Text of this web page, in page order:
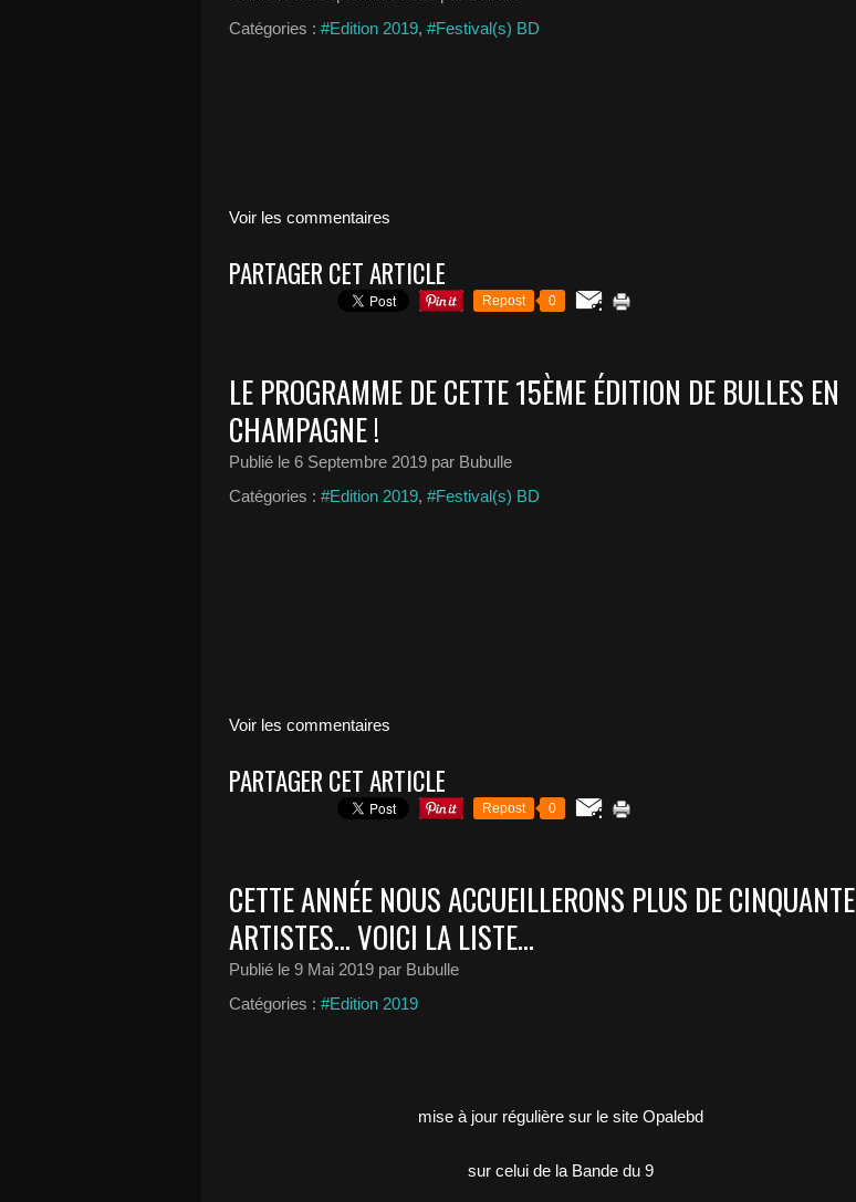
Catégories : #Edition 2019, #Festival(s) BD
Voir les commentaires
PARTAGER CET ARTICLE
Repost 0
LE PROGRAMME DE CETTE 15ÈME ÉDITION DE BULLES EN
CHAMPAGNE !
Publié le 6 Septembre 2019 par Bubulle
Catégories : #Edition 2019, #Festival(s) BD
Voir les commentaires
PARTAGER CET ARTICLE
Repost 0
CETTE ANNÉE NOUS ACCUEILLERONS PLUS DE CINQUANTE
ARTISTES... VOICI LA LISTE...
Publié le 9 Mai 2019 par Bubulle
Catégories : #Edition 2019
mise à jour régulière sur le site Opalebd
sur celui de la Bande du 9